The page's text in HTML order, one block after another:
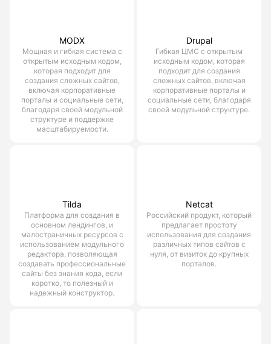
MODX
Мощная и гибкая система с
открытым исходным кодом,
которая подходит для
создания сложных сайтов,
включая корпоративные
порталы и социальные сети,
благодаря своей модульной
структуре и поддержке
масштабируемости.
Drupal
Гибкая ЦМС с открытым
исходным кодом, которая
подходит для создания
сложных сайтов, включая
корпоративные порталы и
социальные сети, благодаря
своей модульной структуре.
Tilda
Платформа для создания в
основном лендингов, и
малостраничных ресурсов с
использованием модульного
редактора, позволяющая
создавать профессиональные
сайты без знания кода, если
коротко, то полезный и
надежный конструктор.
Netcat
Российский продукт, который
предлагает простоту
использования для создания
различных типов сайтов с
нуля, от визиток до крупных
порталов.